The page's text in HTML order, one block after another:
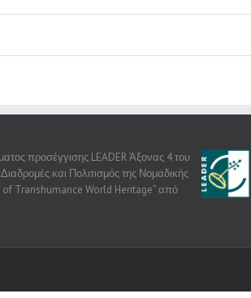
προσέγγισης LEADER Άξονας 4 του
και Πολιτισμός της Νομαδικής
of Transhumance World Heritage” από